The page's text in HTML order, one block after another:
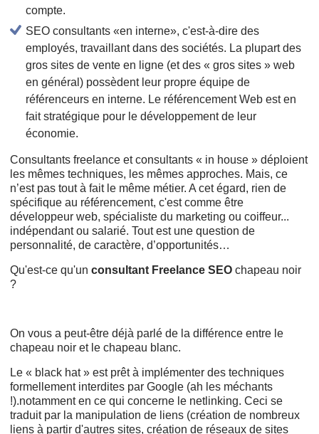
compte.
SEO consultants «en interne», c'est-à-dire des
employés, travaillant dans des sociétés. La plupart des
gros sites de vente en ligne (et des « gros sites » web
en général) possèdent leur propre équipe de
référenceurs en interne. Le référencement Web est en
fait stratégique pour le développement de leur
économie.
Consultants freelance et consultants « in house » déploient
les mêmes techniques, les mêmes approches. Mais, ce
n’est pas tout à fait le même métier. A cet égard, rien de
spécifique au référencement, c'est comme être
développeur web, spécialiste du marketing ou coiffeur...
indépendant ou salarié. Tout est une question de
personnalité, de caractère, d’opportunités…
Qu'est-ce qu'unconsultant Freelance SEOchapeau noir
?
On vous a peut-être déjà parlé de la différence entre le
chapeau noir et le chapeau blanc.
Le « black hat » est prêt à implémenter des techniques
formellement interdites par Google (ah les méchants
!).notamment en ce qui concerne le netlinking. Ceci se
traduit par la manipulation de liens (création de nombreux
liens à partir d'autres sites, création de réseaux de sites